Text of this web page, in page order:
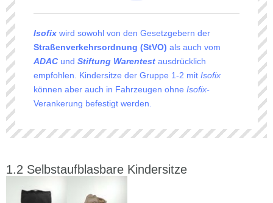
Isofix wird sowohl von den Gesetzgebern der
Straßenverkehrsordnung (StVO) als auch vom
ADAC und Stiftung Warentest ausdrücklich
empfohlen. Kindersitze der Gruppe 1-2 mit Isofix
können aber auch in Fahrzeugen ohne Isofix-
Verankerung befestigt werden.
Selbstaufblasbare Kindersitze